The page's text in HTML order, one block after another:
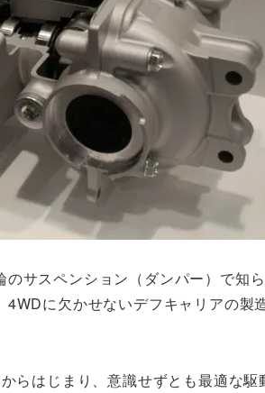
サスペンション（ダンパー）で知
に欠かせないデフキャリアの製
らはじまり、意識せずとも最適な